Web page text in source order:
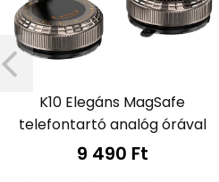
K10 Elegáns MagSafe
telefontartó analóg órával
9 490 Ft